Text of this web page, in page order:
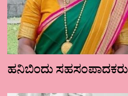
ಹನಿಬಿಂದು ಸಹಸಂಪಾದಕರು